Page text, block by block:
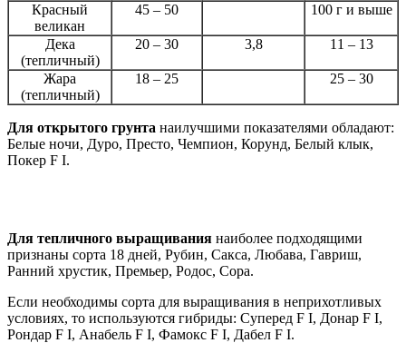
Красный
великан
45 – 50 100 г и выше
Дека
(тепличный)
20 – 30 3,8 11 – 13
Жара
(тепличный)
18 – 25 25 – 30
Для открытого грунта наилучшими показателями обладают:
Белые ночи, Дуро, Престо, Чемпион, Корунд, Белый клык,
Покер F I.
Для тепличного выращивания наиболее подходящими
признаны сорта 18 дней, Рубин, Сакса, Любава, Гавриш,
Ранний хрустик, Премьер, Родос, Сора.
Если необходимы сорта для выращивания в неприхотливых
условиях, то используются гибриды: Суперед F I, Донар F I,
Рондар F I, Анабель F I, Фамокс F I, Дабел F I.